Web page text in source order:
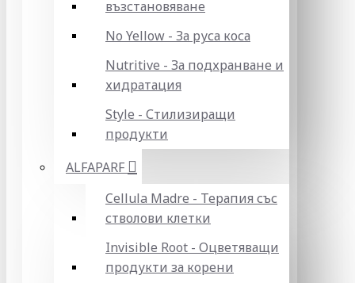
възстановяване
No Yellow - За руса коса
Nutritive - За подхранване и
хидратация
Style - Стилизиращи
продукти
ALFAPARF
Cellula Madre - Терапия със
стволови клетки
Invisible Root - Оцветяващи
продукти за корени